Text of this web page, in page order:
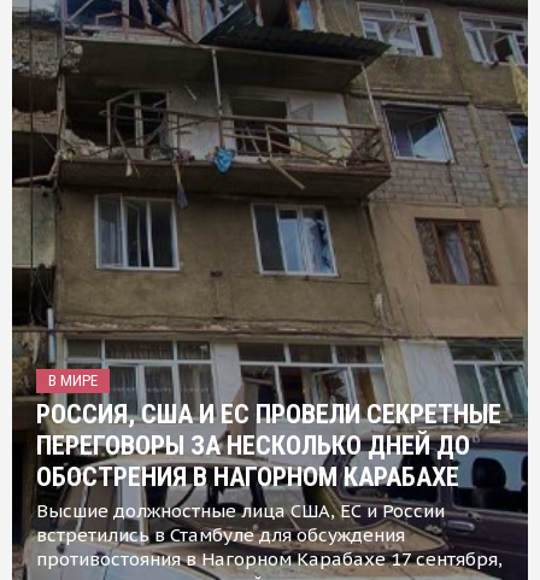
В МИРЕ
РОССИЯ, США И ЕС ПРОВЕЛИ СЕКРЕТНЫЕ
ПЕРЕГОВОРЫ ЗА НЕСКОЛЬКО ДНЕЙ ДО
ОБОСТРЕНИЯ В НАГОРНОМ КАРАБАХЕ
Высшие должностные лица США, ЕС и России
встретились в Стамбуле для обсуждения
противостояния в Нагорном Карабахе 17 сентября,